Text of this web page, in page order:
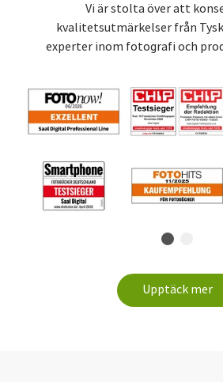
Vi är stolta över att
kvalitetsutmärkelser från
experter inom fotografi och
Upptäck mer